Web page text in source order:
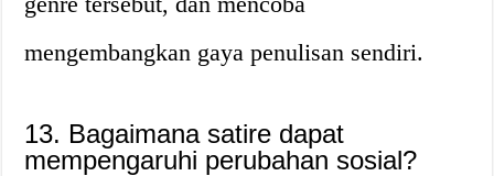
mengembangkan gaya penulisan sendiri.
13. Bagaimana satire dapat
mempengaruhi perubahan sosial?